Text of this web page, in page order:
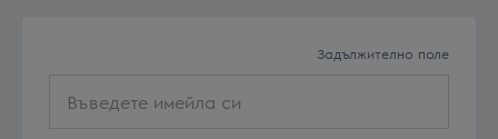
Задължително поле
имейла